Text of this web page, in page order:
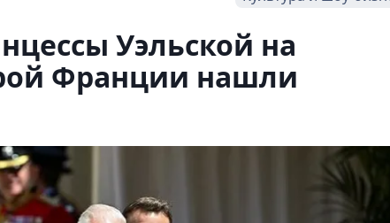
Уэльской на
Франции нашли